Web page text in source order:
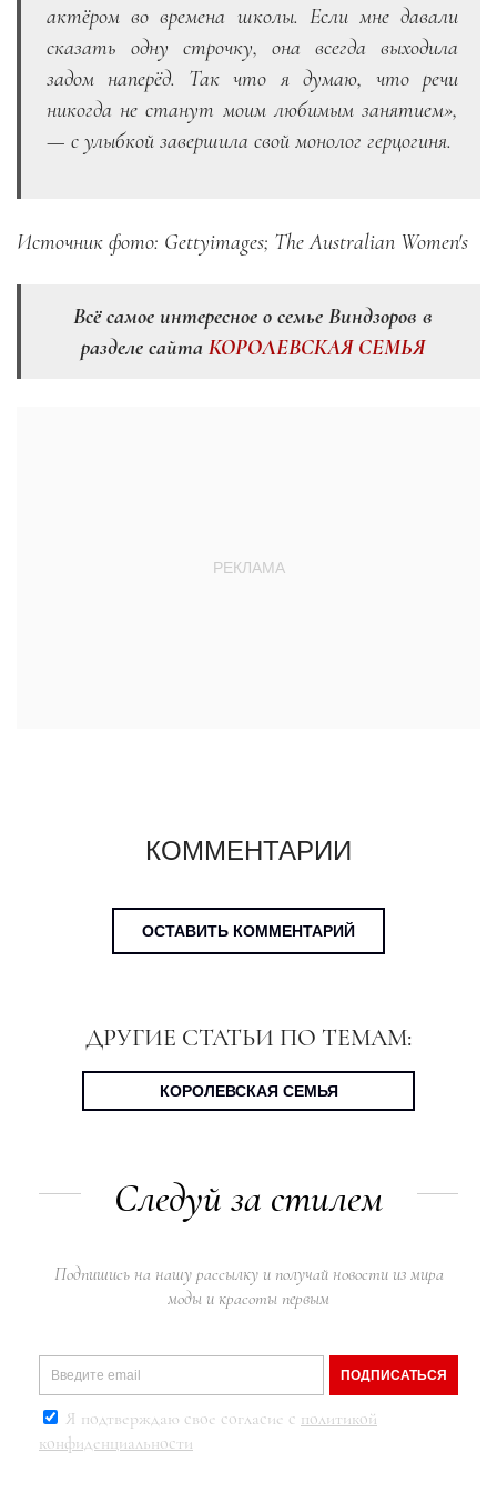
актёром во времена школы. Если мне давали
сказать одну строчку, она всегда выходила
задом наперёд. Так что я думаю, что речи
никогда не станут моим любимым занятием»,
— с улыбкой завершила свой монолог герцогиня.
Источник фото: Gettyimages; The Australian Women's
Всё самое интересное о семье Виндзоров в
разделе сайта КОРОЛЕВСКАЯ СЕМЬЯ
КОММЕНТАРИИ
ОСТАВИТЬ КОММЕНТАРИЙ
ДРУГИЕ СТАТЬИ ПО ТЕМАМ:
КОРОЛЕВСКАЯ СЕМЬЯ
Следуй за стилем
Подпишись на нашу рассылку и получай новости из мира
моды и красоты первым
ПОДПИСАТЬСЯ
Я подтверждаю свое согласие с политикой
конфиденциальности